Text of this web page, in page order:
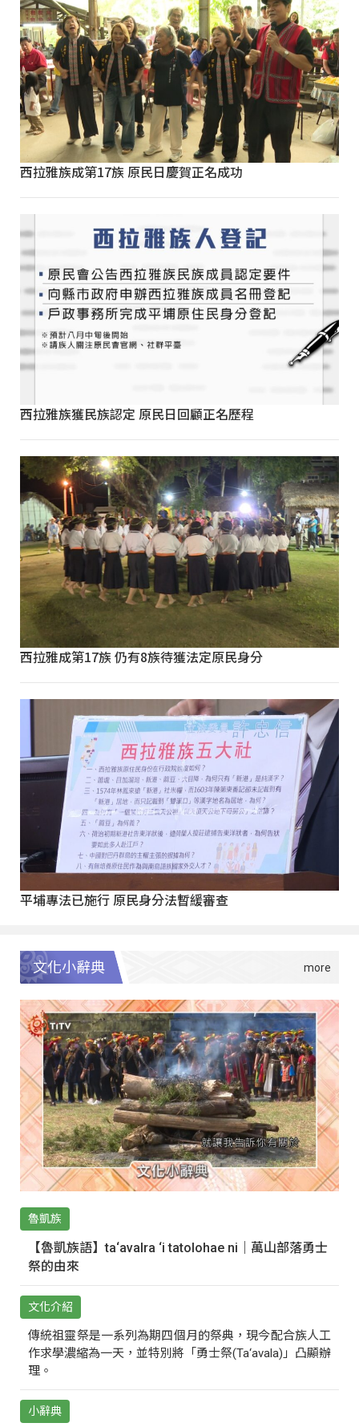
西拉雅族成第17族 原民日慶賀正名成功
西拉雅族獲民族認定 原民日回顧正名歷程
西拉雅成第17族 仍有8族待獲法定原民身分
平埔專法已施行 原民身分法暫緩審查
文化小辭典
魯凱族
【魯凱族語】ta‘avalra ‘i tatolohae ni｜萬山部落勇士
祭的由來
文化介紹
傳統祖靈祭是一系列為期四個月的祭典，現今配合族人工
作求學濃縮為一天，並特別將「勇士祭(Ta‘avala)」凸顯辦
理。
小辭典